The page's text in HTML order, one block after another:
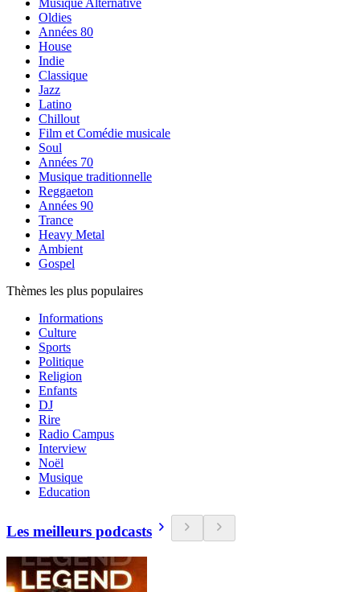
Musique Alternative
Oldies
Années 80
House
Indie
Classique
Jazz
Latino
Chillout
Film et Comédie musicale
Soul
Années 70
Musique traditionnelle
Reggaeton
Années 90
Trance
Heavy Metal
Ambient
Gospel
Thèmes les plus populaires
Informations
Culture
Sports
Politique
Religion
Enfants
DJ
Rire
Radio Campus
Interview
Noël
Musique
Education
Les meilleurs podcasts